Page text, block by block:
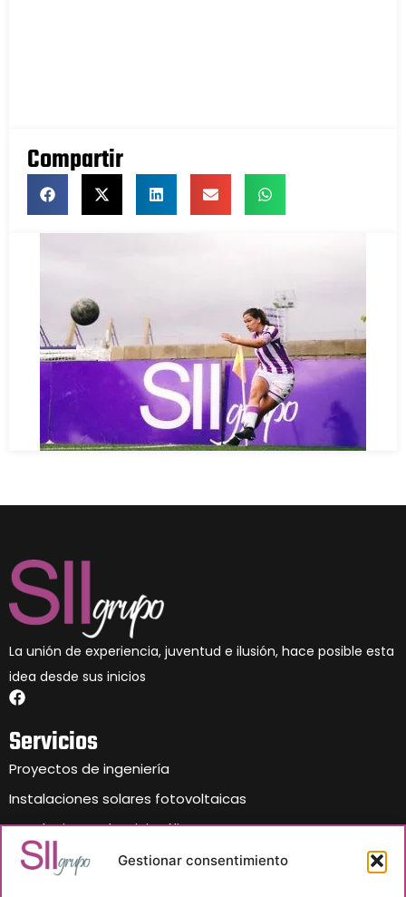
Gestionar consentimiento
Compartir
La unión de experiencia, juventud e ilusión, hace posible esta
idea desde sus inicios
Servicios
Proyectos de ingeniería
Instalaciones solares fotovoltaicas
Instalaciones de Mini-eólicas
Mantenimiento